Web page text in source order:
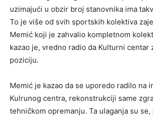
uzimajući u obzir broj stanovnika ima
To je više od svih sportskih kolektiva
Memić koji je zahvalio kompletnom
kazao je, vredno radio da Kulturni centar
poziciju.
Memić je kazao da se uporedo radilo na
Kulrunog centra, rekonstrukciji same
tehničkom opremanju. Ta ulaganja su